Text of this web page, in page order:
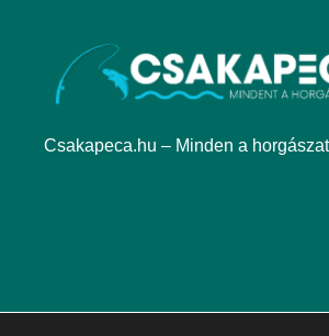
Csakapeca.hu – Minden a